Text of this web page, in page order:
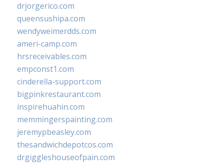
drjorgerico.com
queensushipa.com
wendyweimerdds.com
ameri-camp.com
hrsreceivables.com
empconst1.com
cinderella-support.com
bigpinkrestaurant.com
inspirehuahin.com
memmingerspainting.com
jeremypbeasley.com
thesandwichdepotcos.com
drgiggleshouseofpain.com